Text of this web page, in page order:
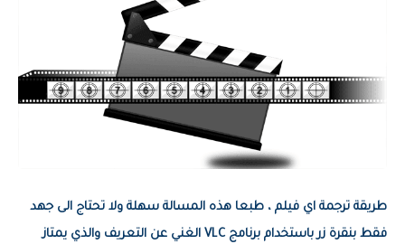
طريقة ترجمة اي فيلم ، طبعا هذه المسالة سهلة ولا تحتاج الى جهد
فقط بنقرة زر باستخدام برنامج VLC الغني عن التعريف والذي يمتاز